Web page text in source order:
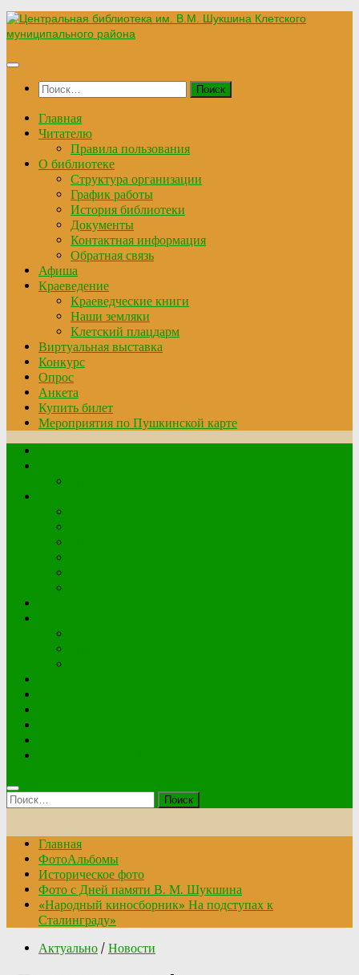
Перейти
к
Найти:
Главная
Читателю
Правила пользования
О библиотеке
Структура организации
График работы
История библиотеки
Документы
Контактная информация
Обратная связь
Афиша
Краеведение
Краеведческие книги
Наши земляки
Клетский плацдарм
Виртуальная выставка
Конкурс
Опрос
Анкета
Купить билет
Мероприятия по Пушкинской карте
Найти:
Главная
ФотоАльбомы
Историческое фото
Фото с Дней памяти В. М. Шукшина
«Народный киносборник» На подступах к
Сталинграду»
Актуально / Новости